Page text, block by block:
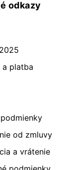
odkazy
a platba
od zmluvy
a vrátenie